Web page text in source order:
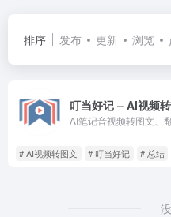
排序 发布 更新 浏览
叮当好记 – AI视频
AI笔记音视频转图文、
# AI视频转图文 # 叮当好记 # 总结